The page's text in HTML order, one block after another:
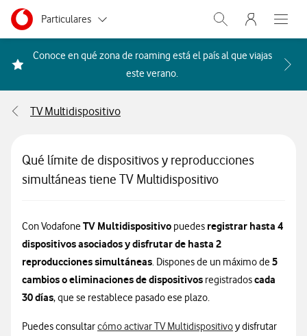
Ir a la pagina principal de vodafone.es
Menu navegación Segmento
Particulares
Autónomos
Grandes empresas
Abrir buscador.
Menu
Abre
Conoce en qué zona de roaming está el país al que viajas
este verano. Acceder a la FAQ Qué
TV Multidispositivo
Qué límite de dispositivos y reproducciones
simultáneas tiene TV Multidispositivo
Con VodafoneTV Multidispositivo puedes registrar hasta 4
dispositivos asociados y disfrutar de hasta 2
reproducciones simultáneas. Dispones de un máximo de5
cambios o eliminaciones de dispositivos registradoscada
30 días, que se restablece pasado ese plazo.
Puedes consultarcómo activar TV Multidispositivoy disfrutar